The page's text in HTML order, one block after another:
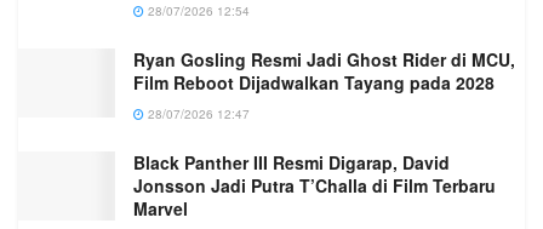
28/07/2026 12:54
Ryan Gosling Resmi Jadi Ghost Rider di MCU,
Film Reboot Dijadwalkan Tayang pada 2028
28/07/2026 12:47
Black Panther III Resmi Digarap, David
Jonsson Jadi Putra T’Challa di Film Terbaru
Marvel